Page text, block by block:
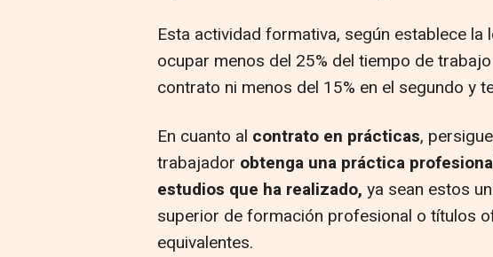
Esta actividad formativa, según establece la
ocupar menos del 25% del tiempo de
contrato ni menos del 15% en el segundo y
En cuanto al contrato en prácticas,
trabajador obtenga una práctica
estudios que ha realizado, ya sean estos
superior de formación profesional o títulos
equivalentes.